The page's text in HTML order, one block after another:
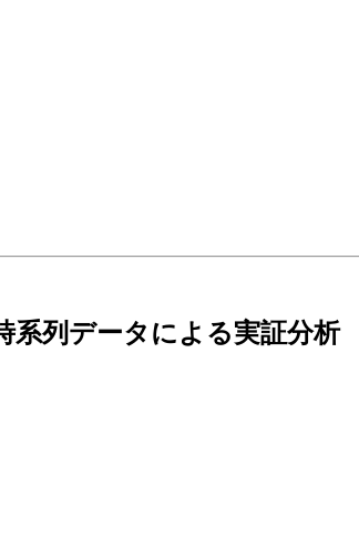
系列データによる実証分析